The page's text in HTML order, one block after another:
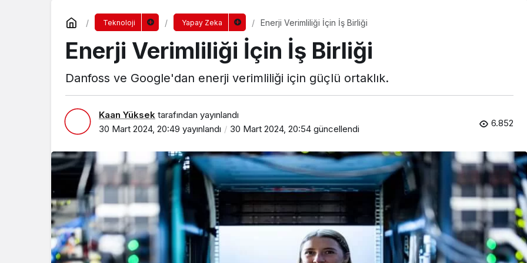
Teknoloji Yapay Zeka Enerji Verimliliği İçin İş Birliği
Enerji Verimliliği İçin İş Birliği
Danfoss ve Google'dan enerji verimliliği için güçlü ortaklık.
Kaan Yüksek tarafından yayınlandı
30 Mart 2024, 20:49 yayınlandı 30 Mart 2024, 20:54 güncellendi 6.852